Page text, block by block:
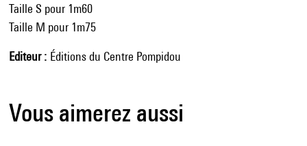
Taille S pour 1m60
Taille M pour 1m75
Editeur Éditions du Centre Pompidou
Vous aimerez aussi